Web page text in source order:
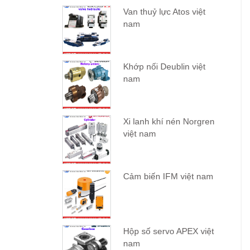
Van thuỷ lực Atos việt
nam
Khớp nối Deublin việt
nam
Xi lanh khí nén Norgren
việt nam
Cảm biến IFM việt nam
Hộp số servo APEX việt
nam